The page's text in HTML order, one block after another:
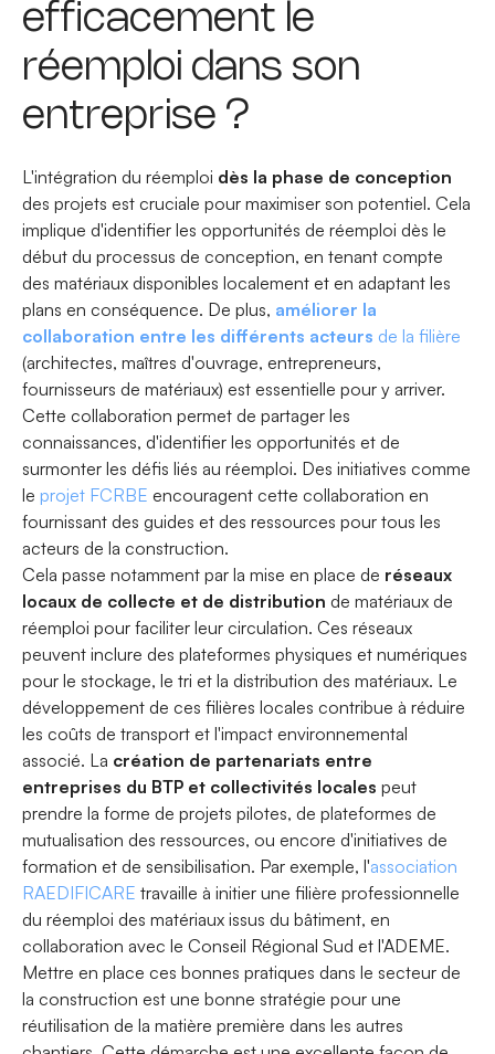
efficacement le
réemploi dans son
entreprise ?
L'intégration du réemploi dès la phase de conception
des projets est cruciale pour maximiser son potentiel. Cela
implique d'identifier les opportunités de réemploi dès le
début du processus de conception, en tenant compte
des matériaux disponibles localement et en adaptant les
plans en conséquence. De plus, améliorer la
collaboration entre les différents acteurs de la filière
(architectes, maîtres d'ouvrage, entrepreneurs,
fournisseurs de matériaux) est essentielle pour y arriver.
Cette collaboration permet de partager les
connaissances, d'identifier les opportunités et de
surmonter les défis liés au réemploi. Des initiatives comme
le projet FCRBE encouragent cette collaboration en
fournissant des guides et des ressources pour tous les
acteurs de la construction.
Cela passe notamment par la mise en place de réseaux
locaux de collecte et de distribution de matériaux de
réemploi pour faciliter leur circulation. Ces réseaux
peuvent inclure des plateformes physiques et numériques
pour le stockage, le tri et la distribution des matériaux. Le
développement de ces filières locales contribue à réduire
les coûts de transport et l'impact environnemental
associé. La création de partenariats entre
entreprises du BTP et collectivités locales peut
prendre la forme de projets pilotes, de plateformes de
mutualisation des ressources, ou encore d'initiatives de
formation et de sensibilisation. Par exemple, l'association
RAEDIFICARE travaille à initier une filière professionnelle
du réemploi des matériaux issus du bâtiment, en
collaboration avec le Conseil Régional Sud et l'ADEME.
Mettre en place ces bonnes pratiques dans le secteur de
la construction est une bonne stratégie pour une
réutilisation de la matière première dans les autres